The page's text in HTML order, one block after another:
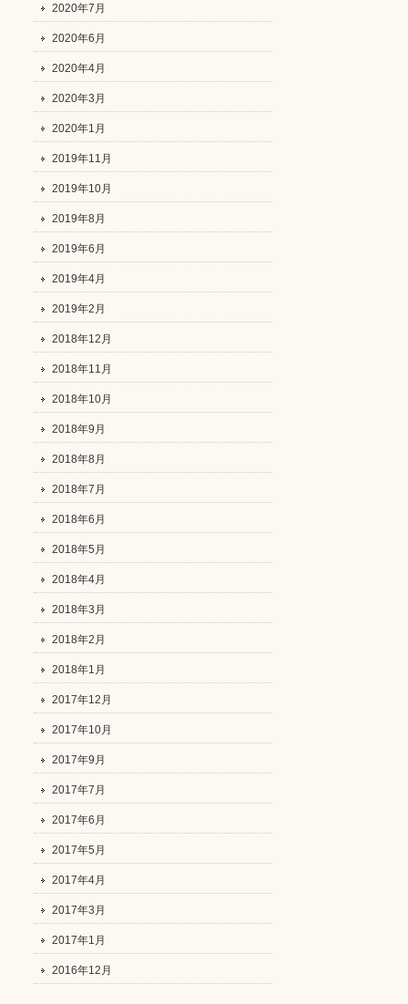
2020年7月
2020年6月
2020年4月
2020年3月
2020年1月
2019年11月
2019年10月
2019年8月
2019年6月
2019年4月
2019年2月
2018年12月
2018年11月
2018年10月
2018年9月
2018年8月
2018年7月
2018年6月
2018年5月
2018年4月
2018年3月
2018年2月
2018年1月
2017年12月
2017年10月
2017年9月
2017年7月
2017年6月
2017年5月
2017年4月
2017年3月
2017年1月
2016年12月